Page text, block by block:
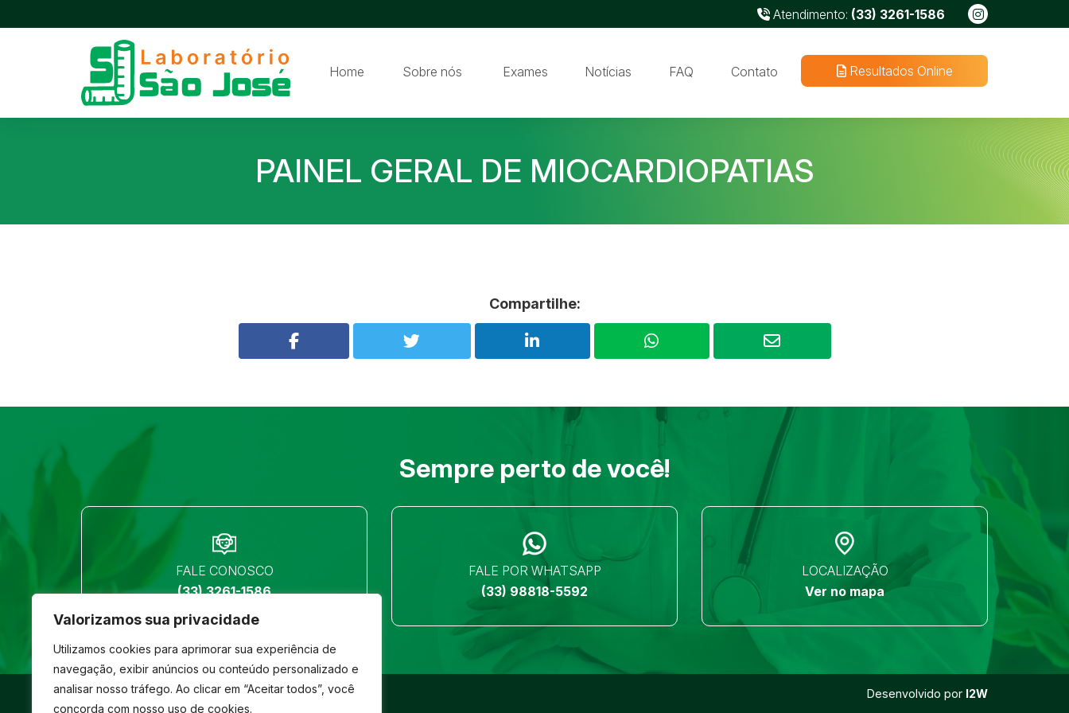
Valorizamos sua privacidade
Utilizamos cookies para aprimorar sua experiência de
navegação, exibir anúncios ou conteúdo personalizado e
analisar nosso tráfego. Ao clicar em “Aceitar todos”, você
concorda com nosso uso de cookies.
Atendimento: (33) 3261-1586
Home Sobre nós Exames Notícias FAQ Contato Resultados Online
PAINEL GERAL DE MIOCARDIOPATIAS
Compartilhe:
Sempre perto de você!
FALE CONOSCO
(33) 3261-1586
FALE POR WHATSAPP
(33) 98818-5592
LOCALIZAÇÃO
Ver no mapa
© São José- Todos os direitos reservados Desenvolvido por I2W